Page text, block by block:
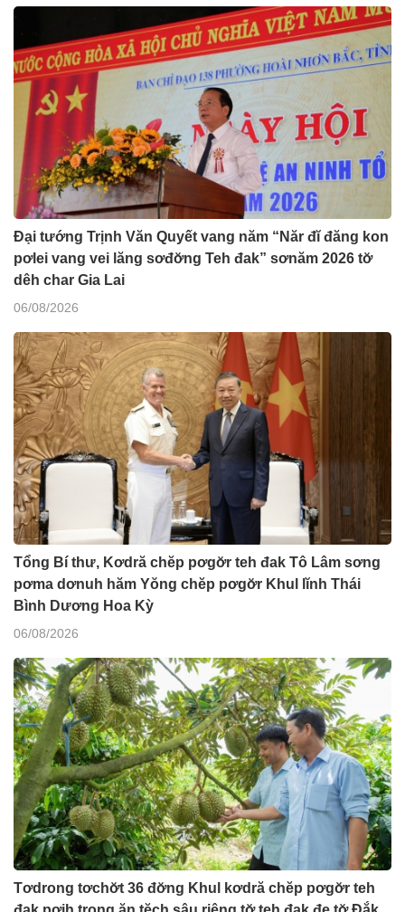
Đại tướng Trịnh Văn Quyết vang năm “Năr đĭ đăng kon
pơlei vang vei lăng sơđơ̆ng Teh đak” sơnăm 2026 tơ̆
dêh char Gia Lai
06/08/2026
Tổng Bí thư, Kơdră chĕp pơgơ̆r teh đak Tô Lâm sơng
pơma dơnuh hăm Yŏng chĕp pơgơ̆r Khul lĭnh Thái
Bình Dương Hoa Kỳ
06/08/2026
Tơdrong tơchơ̆t 36 đơ̆ng Khul kơdră chĕp pơgơ̆r teh